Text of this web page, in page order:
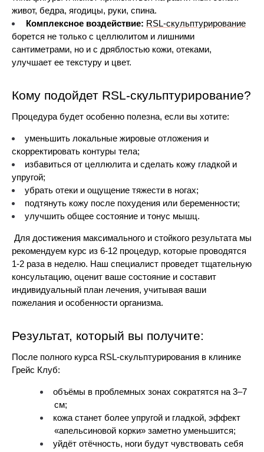
живот, бедра, ягодицы, руки, спина.
Комплексное воздействие: RSL-скульптурирование
борется не только с целлюлитом и лишними
сантиметрами, но и с дряблостью кожи, отеками,
улучшает ее текстуру и цвет.
Кому подойдет RSL-скульптурирование?
Процедура будет особенно полезна, если вы хотите:
уменьшить локальные жировые отложения и
скорректировать контуры тела;
избавиться от целлюлита и сделать кожу гладкой и
упругой;
убрать отеки и ощущение тяжести в ногах;
подтянуть кожу после похудения или беременности;
улучшить общее состояние и тонус мышц.
Для достижения максимального и стойкого результата мы
рекомендуем курс из 6-12 процедур, которые проводятся
1-2 раза в неделю. Наш специалист проведет тщательную
консультацию, оценит ваше состояние и составит
индивидуальный план лечения, учитывая ваши
пожелания и особенности организма.
Результат, который вы получите:
После полного курса RSL‑скульптурирования в клинике
Грейс Клуб:
объёмы в проблемных зонах сократятся на 3–7
см;
кожа станет более упругой и гладкой, эффект
«апельсиновой корки» заметно уменьшится;
уйдёт отёчность, ноги будут чувствовать себя